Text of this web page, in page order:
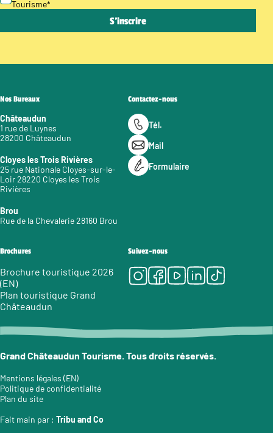
Tourisme*
Nos Bureaux
Châteaudun
1 rue de Luynes
28200 Châteaudun
Cloyes les Trois Rivières
25 rue Nationale Cloyes-sur-le-
Loir 28220 Cloyes les Trois
Rivières
Brou
Rue de la Chevalerie 28160 Brou
Contactez-nous
Tél.
Mail
Formulaire
Brochures
Brochure touristique 2026
(EN)
Plan touristique Grand
Châteaudun
Suivez-nous
Instagram
Facebook
Youtube
LinkedIn
Tiktok
Grand Châteaudun Tourisme. Tous droits réservés.
Mentions légales (EN)
Politique de confidentialité
Plan du site
Fait main par : Tribu and Co